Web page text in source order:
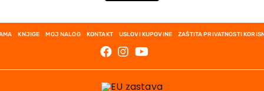
KNJIGE MOJ NALOG KONTAKT USLOVI KUPOVINE ZAŠTITA PRIVATNOSTI